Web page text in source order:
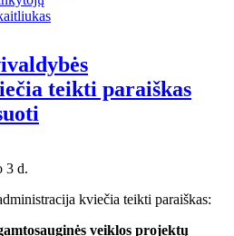
teikti paraiškas
3 d.
kviečia teikti paraiškas:
veiklos projektų